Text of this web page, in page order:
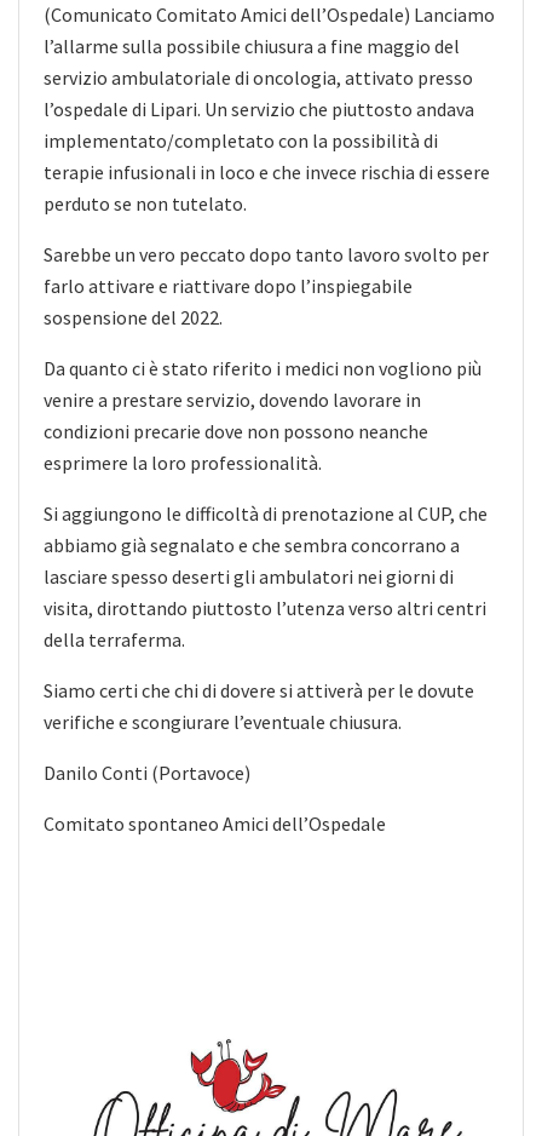
(Comunicato Comitato Amici dell’Ospedale) Lanciamo
l’allarme sulla possibile chiusura a fine maggio del
servizio ambulatoriale di oncologia, attivato presso
l’ospedale di Lipari. Un servizio che piuttosto andava
implementato/completato con la possibilità di
terapie infusionali in loco e che invece rischia di essere
perduto se non tutelato.
Sarebbe un vero peccato dopo tanto lavoro svolto per
farlo attivare e riattivare dopo l’inspiegabile
sospensione del 2022.
Da quanto ci è stato riferito i medici non vogliono più
venire a prestare servizio, dovendo lavorare in
condizioni precarie dove non possono neanche
esprimere la loro professionalità.
Si aggiungono le difficoltà di prenotazione al CUP, che
abbiamo già segnalato e che sembra concorrano a
lasciare spesso deserti gli ambulatori nei giorni di
visita, dirottando piuttosto l’utenza verso altri centri
della terraferma.
Siamo certi che chi di dovere si attiverà per le dovute
verifiche e scongiurare l’eventuale chiusura.
Danilo Conti (Portavoce)
Comitato spontaneo Amici dell’Ospedale